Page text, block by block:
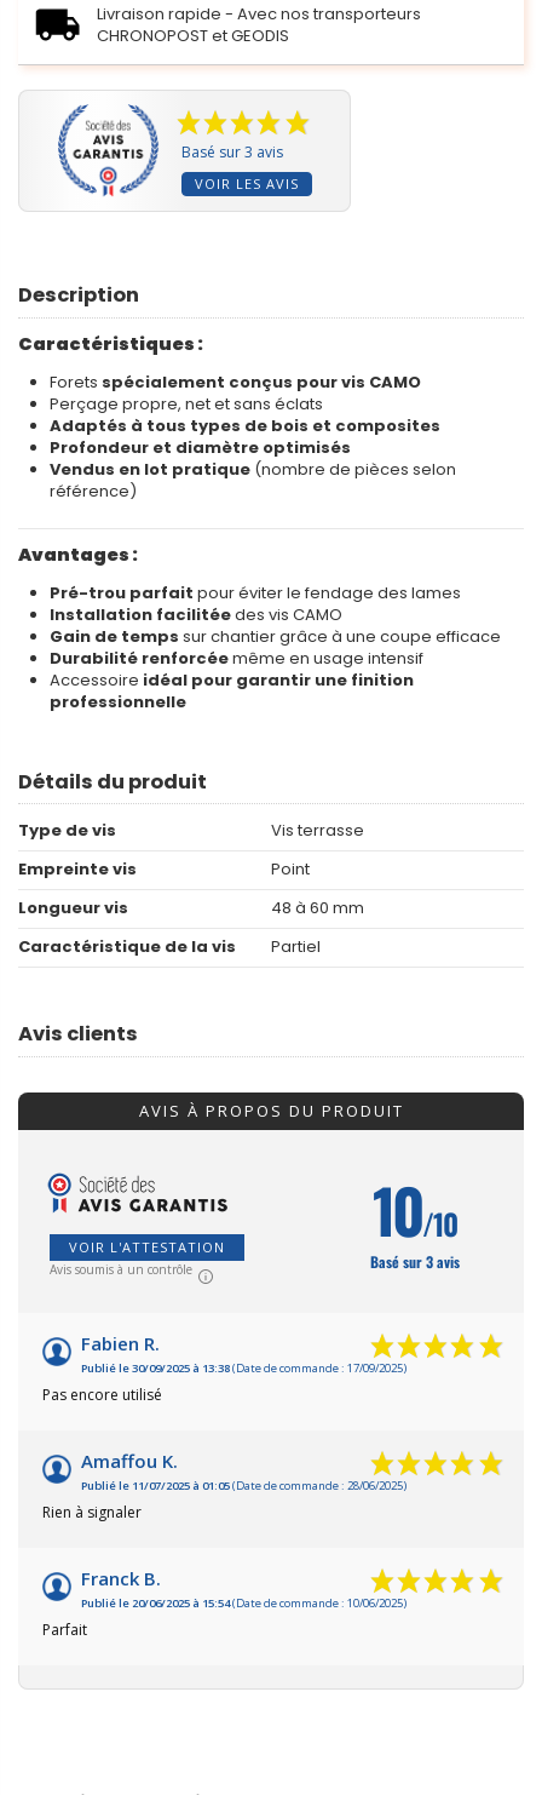
Livraison rapide - Avec nos transporteurs
CHRONOPOST et GEODIS
Basé sur 3 avis
VOIR LES AVIS
Description
Caractéristiques :
Forets spécialement conçus pour vis CAMO
Perçage propre, net et sans éclats
Adaptés à tous types de bois et composites
Profondeur et diamètre optimisés
Vendus en lot pratique (nombre de pièces selon
référence)
Avantages :
Pré-trou parfait pour éviter le fendage des lames
Installation facilitéedes vis CAMO
Gain de temps sur chantier grâce à une coupe efficace
Durabilité renforcéemême en usage intensif
Accessoire idéal pour garantir une finition
professionnelle
Détails du produit
Type de vis
Vis terrasse
Empreinte vis
Point
Longueur vis
48 à 60 mm
Caractéristique de la vis
Partiel
Avis clients
AVIS À PROPOS DU PRODUIT
VOIR L'ATTESTATION
Avis soumis à un contrôle
10/10
Basé sur 3 avis
Fabien R.
Publié le 30/09/2025 à 13:38(Date de commande : 17/09/2025)
Pas encore utilisé
Amaffou K.
Publié le 11/07/2025 à 01:05(Date de commande : 28/06/2025)
Rien à signaler
Franck B.
Publié le 20/06/2025 à 15:54(Date de commande : 10/06/2025)
Parfait